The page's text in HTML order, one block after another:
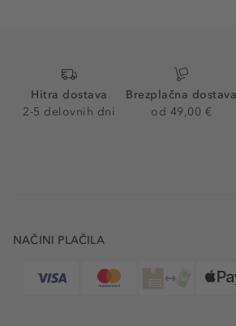
Hitra dostava
2-5 delovnih dni
Brezplačna dostava
od 49,00 €
NAČINI PLAČILA